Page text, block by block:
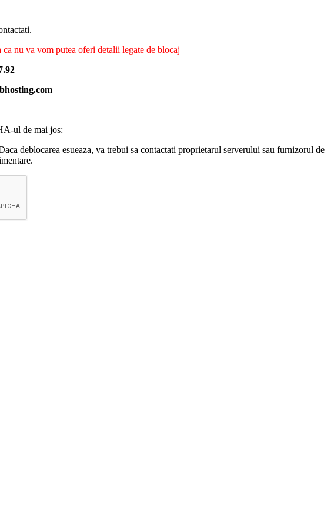
nu va vom putea oferi detalii legate de blocaj
ul de mai jos:
deblocarea esueaza, va trebui sa contactati proprietarul serverului sau furnizorul de